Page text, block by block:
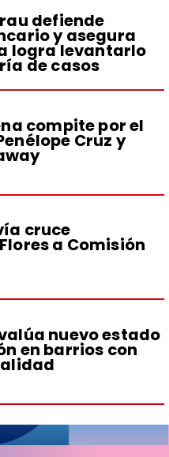
defiende
y asegura
logra levantarlo
de casos
compite por el
Cruz y
cruce
a Comisión
nuevo estado
en barrios con